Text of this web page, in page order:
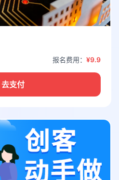
报名费用： ¥9.9
去支付